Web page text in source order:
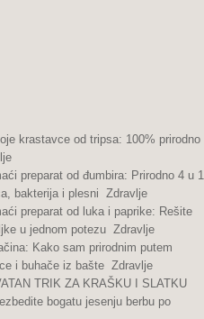
krastavce od tripsa: 100% prirodno
preparat od đumbira: Prirodno 4 u 1
bakterija i plesni Zdravlje
preparat od luka i paprike: Rešite
u jednom potezu Zdravlje
Kako sam prirodnim putem
i buhače iz bašte Zdravlje
TRIK ZA KRAŠKU I SLATKU
bogatu jesenju berbu po